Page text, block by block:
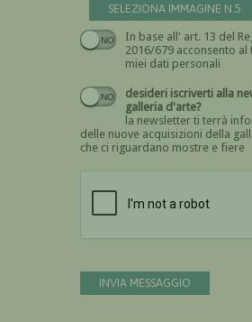
SELEZIONA IMMAGINE N.5
In base all' art. 13 del
2016/679 acconsento al trattamento dei
miei dati personali
desideri iscriverti alla
galleria d'arte?
la newsletter ti terrà
delle nuove acquisizioni della
che ci riguardano mostre e fiere
INVIA MESSAGGIO